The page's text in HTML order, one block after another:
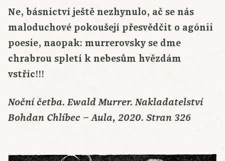
Ne, básnictví ještě nezhynulo, ač se nás
maloduchové pokoušejí přesvědčit o agónii
poesie, naopak: murrerovsky se dme
chrabrou spletí k nebesům hvězdám
vstříc!!!
Noční četba. Ewald Murrer. Nakladatelství
Bohdan Chlíbec – Aula, 2020. Stran 326